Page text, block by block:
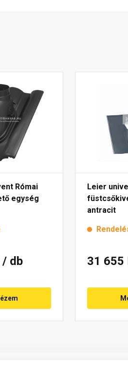
Római
egység
/ db
Leier
antracit
31 655